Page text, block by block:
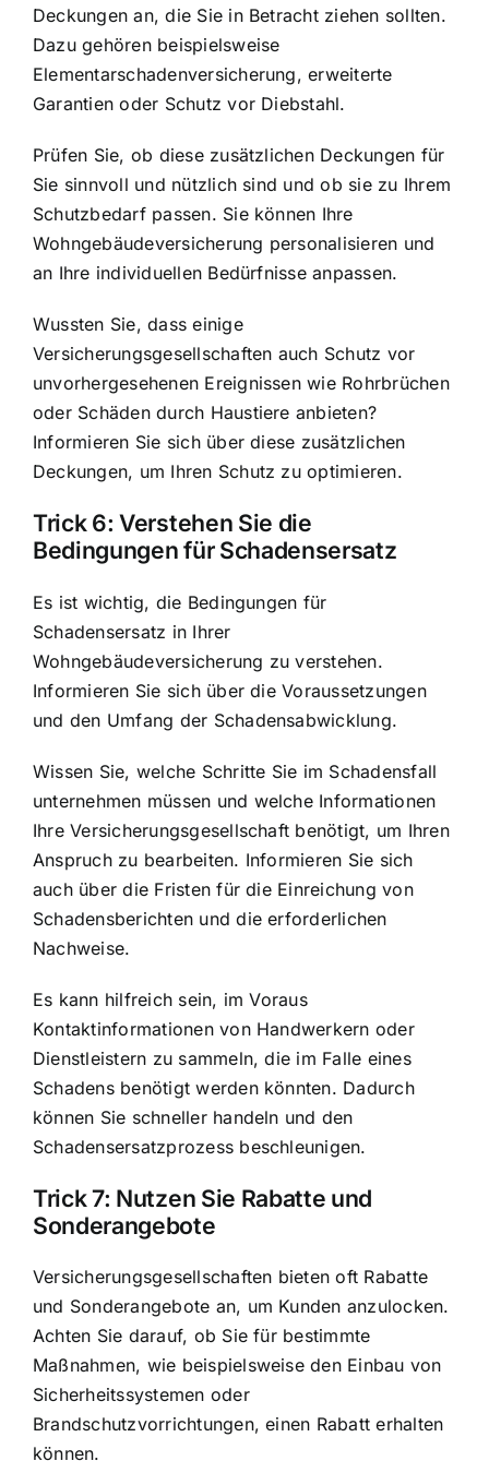
Deckungen an, die Sie in Betracht ziehen sollten.
Dazu gehören beispielsweise
Elementarschadenversicherung, erweiterte
Garantien oder Schutz vor Diebstahl.
Prüfen Sie, ob diese zusätzlichen Deckungen für
Sie sinnvoll und nützlich sind und ob sie zu Ihrem
Schutzbedarf passen. Sie können Ihre
Wohngebäudeversicherung personalisieren und
an Ihre individuellen Bedürfnisse anpassen.
Wussten Sie, dass einige
Versicherungsgesellschaften auch Schutz vor
unvorhergesehenen Ereignissen wie Rohrbrüchen
oder Schäden durch Haustiere anbieten?
Informieren Sie sich über diese zusätzlichen
Deckungen, um Ihren Schutz zu optimieren.
Trick 6: Verstehen Sie die
Bedingungen für Schadensersatz
Es ist wichtig, die Bedingungen für
Schadensersatz in Ihrer
Wohngebäudeversicherung zu verstehen.
Informieren Sie sich über die Voraussetzungen
und den Umfang der Schadensabwicklung.
Wissen Sie, welche Schritte Sie im Schadensfall
unternehmen müssen und welche Informationen
Ihre Versicherungsgesellschaft benötigt, um Ihren
Anspruch zu bearbeiten. Informieren Sie sich
auch über die Fristen für die Einreichung von
Schadensberichten und die erforderlichen
Nachweise.
Es kann hilfreich sein, im Voraus
Kontaktinformationen von Handwerkern oder
Dienstleistern zu sammeln, die im Falle eines
Schadens benötigt werden könnten. Dadurch
können Sie schneller handeln und den
Schadensersatzprozess beschleunigen.
Trick 7: Nutzen Sie Rabatte und
Sonderangebote
Versicherungsgesellschaften bieten oft Rabatte
und Sonderangebote an, um Kunden anzulocken.
Achten Sie darauf, ob Sie für bestimmte
Maßnahmen, wie beispielsweise den Einbau von
Sicherheitssystemen oder
Brandschutzvorrichtungen, einen Rabatt erhalten
können.